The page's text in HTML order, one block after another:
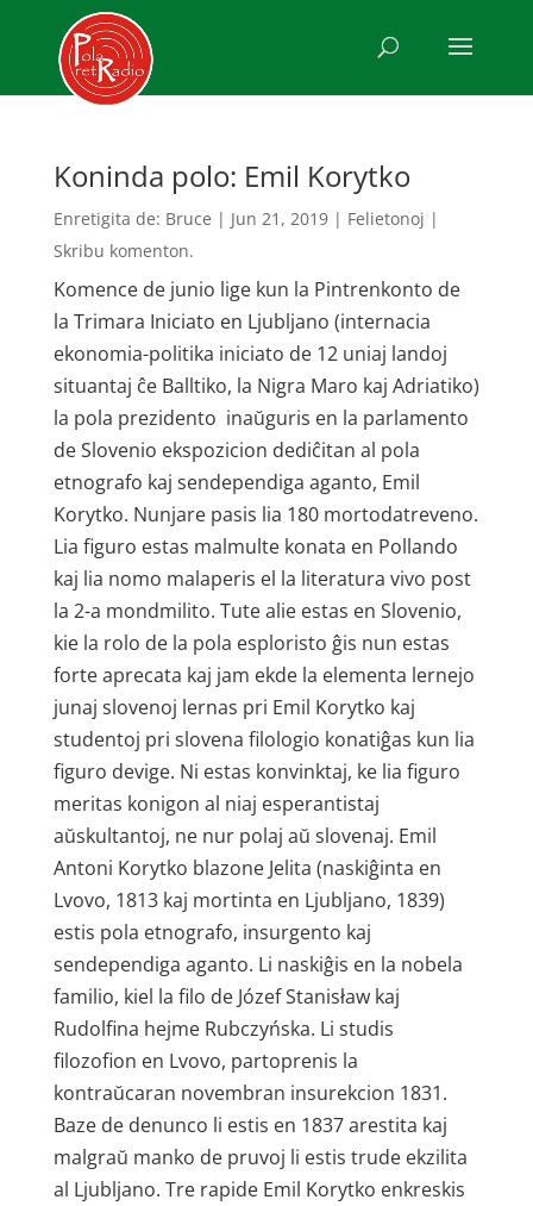
Koninda polo: Emil Korytko
Enretigita de: Bruce | Jun 21, 2019| Felietonoj |
Skribu komenton.
Komence de junio lige kun la Pintrenkonto de
la Trimara Iniciato en Ljubljano (internacia
ekonomia-politika iniciato de 12 uniaj landoj
situantaj ĉe Balltiko, la Nigra Maro kaj Adriatiko)
la pola prezidento inaŭguris en la parlamento
de Slovenio ekspozicion dediĉitan al pola
etnografo kaj sendependiga aganto, Emil
Korytko. Nunjare pasis lia 180 mortodatreveno.
Lia figuro estas malmulte konata en Pollando
kaj lia nomo malaperis el la literatura vivo post
la 2-a mondmilito. Tute alie estas en Slovenio,
kie la rolo de la pola esploristo ĝis nun estas
forte aprecata kaj jam ekde la elementa lernejo
junaj slovenoj lernas pri Emil Korytko kaj
studentoj pri slovena filologio konatiĝas kun lia
figuro devige. Ni estas konvinktaj, ke lia figuro
meritas konigon al niaj esperantistaj
aŭskultantoj, ne nur polaj aŭ slovenaj. Emil
Antoni Korytko blazone Jelita (naskiĝinta en
Lvovo, 1813 kaj mortinta en Ljubljano, 1839)
estis pola etnografo, insurgento kaj
sendependiga aganto. Li naskiĝis en la nobela
familio, kiel la filo de Józef Stanisław kaj
Rudolfina hejme Rubczyńska. Li studis
filozofion en Lvovo, partoprenis la
kontraŭcaran novembran insurekcion 1831.
Baze de denunco li estis en 1837 arestita kaj
malgraŭ manko de pruvoj li estis trude ekzilita
al Ljubljano. Tre rapide Emil Korytko enkreskis